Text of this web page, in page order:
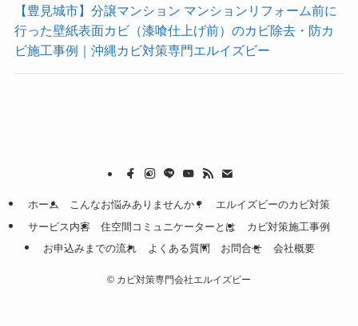
【豊見城市】分譲マンション マンションリフォーム前に
行った壁紙表面カビ（漆喰仕上げ前）のカビ除去・防カ
ビ施工事例｜沖縄カビ対策専門エルイズビー
ホーム こんなお悩みありませんか？
エルイズビーのカビ対策
サービス内容
住空間コミュニケーターとは
カビ対策施工事例
お申込みまでの流れ
よくある質問 お問合せ 会社概要
© カビ対策専門会社エルイズビー